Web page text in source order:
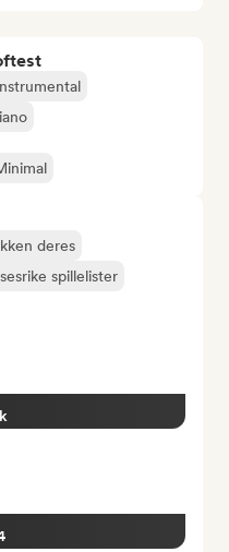
deres
spillelister